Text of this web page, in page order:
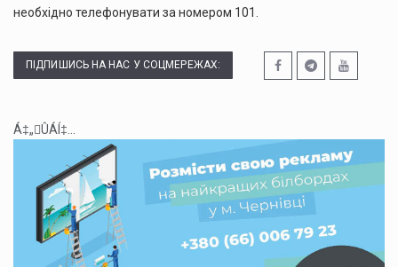
необхідно телефонувати за номером 101.
ПІДПИШИСЬ НА НАС У СОЦМЕРЕЖАХ:
Á‡„ÛÁÍ‡...